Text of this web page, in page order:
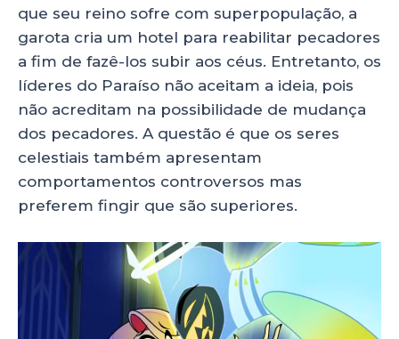
que seu reino sofre com superpopulação, a
garota cria um hotel para reabilitar pecadores
a fim de fazê-los subir aos céus. Entretanto, os
líderes do Paraíso não aceitam a ideia, pois
não acreditam na possibilidade de mudança
dos pecadores. A questão é que os seres
celestiais também apresentam
comportamentos controversos mas
preferem fingir que são superiores.